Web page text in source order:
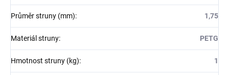
Průměr struny (mm): 1,75
Materiál struny: PETG
Hmotnost struny (kg): 1